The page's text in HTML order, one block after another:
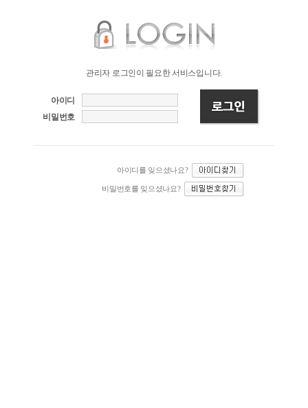
관리자 로그인이 필요한 서비스입니다.
아이디
비밀번호
아이디를 잊으셨나요?
비밀번호를 잊으셨나요?